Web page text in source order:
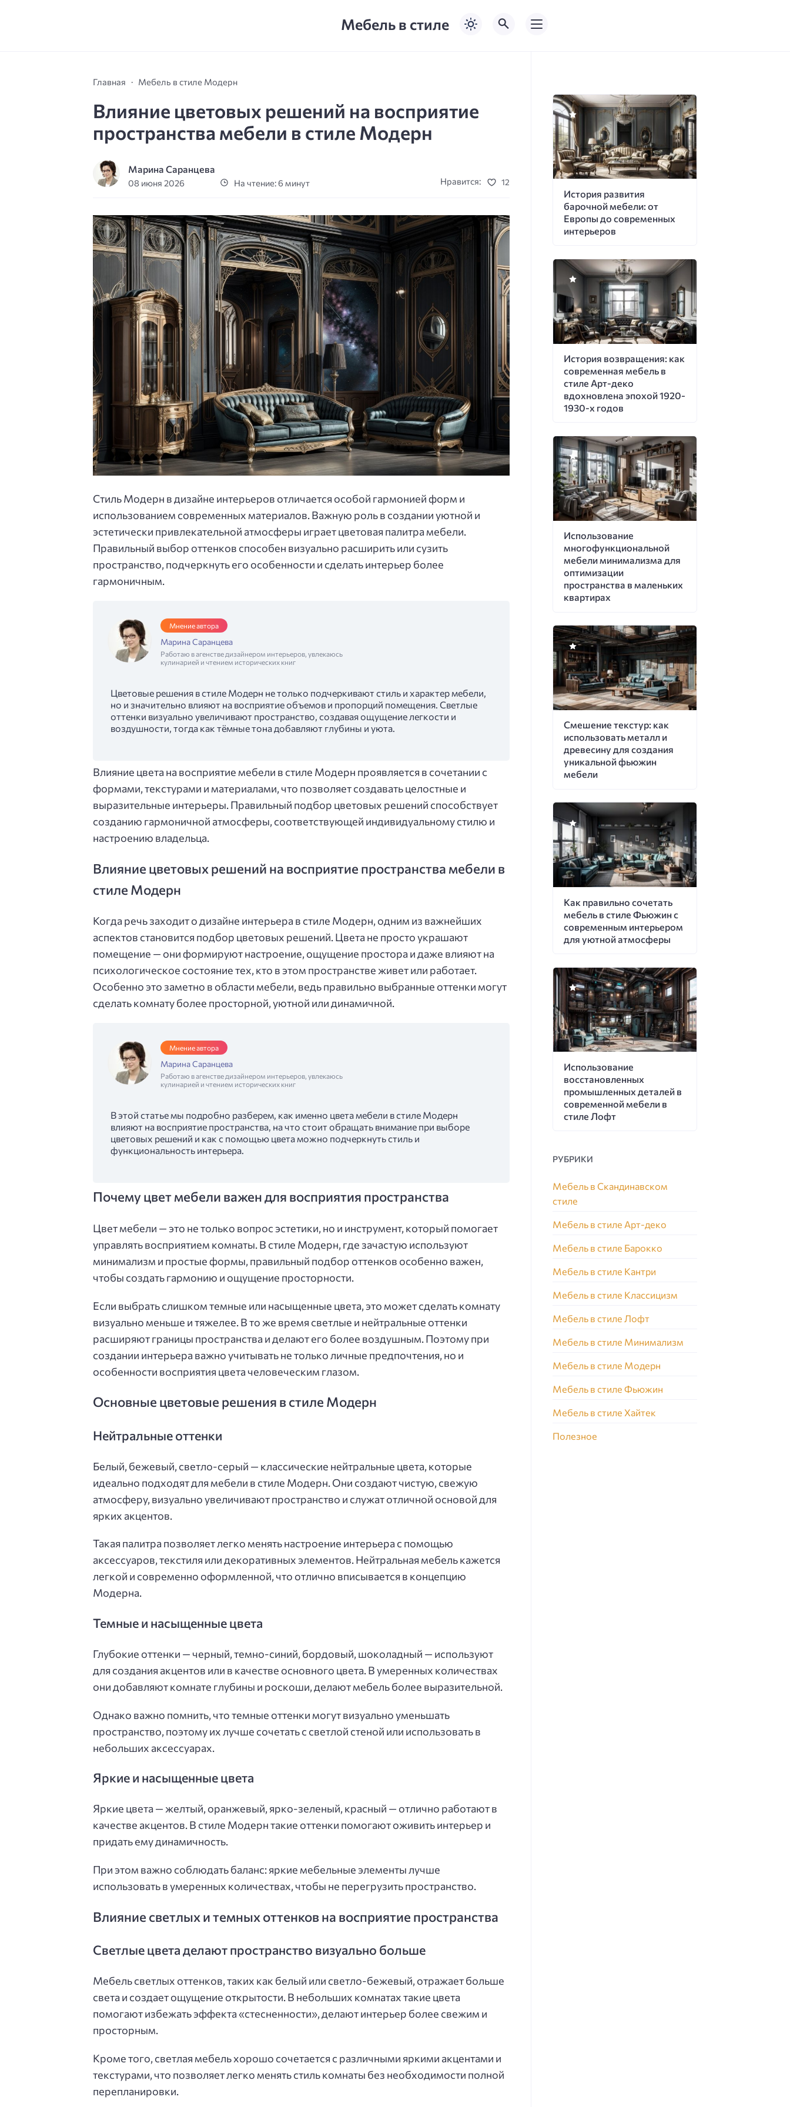
Мебель в стиле
Главная Мебель в стиле Модерн
Влияние цветовых решений на восприятие
пространства мебели в стиле Модерн
Марина Саранцева
08 июня 2026 На чтение: 6 минут Нравится: 12
Стиль Модерн в дизайне интерьеров отличается особой гармонией форм и
использованием современных материалов. Важную роль в создании уютной и
эстетически привлекательной атмосферы играет цветовая палитра мебели.
Правильный выбор оттенков способен визуально расширить или сузить
пространство, подчеркнуть его особенности и сделать интерьер более
гармоничным.
Мнение автора
Марина Саранцева
Работаю в агенстве дизайнером интерьеров, увлекаюсь
кулинарией и чтением исторических книг
Цветовые решения в стиле Модерн не только подчеркивают стиль и характер мебели,
но и значительно влияют на восприятие объемов и пропорций помещения. Светлые
оттенки визуально увеличивают пространство, создавая ощущение легкости и
воздушности, тогда как тёмные тона добавляют глубины и уюта.
Влияние цвета на восприятие мебели в стиле Модерн проявляется в сочетании с
формами, текстурами и материалами, что позволяет создавать целостные и
выразительные интерьеры. Правильный подбор цветовых решений способствует
созданию гармоничной атмосферы, соответствующей индивидуальному стилю и
настроению владельца.
Влияние цветовых решений на восприятие пространства мебели в
стиле Модерн
Когда речь заходит о дизайне интерьера в стиле Модерн, одним из важнейших
аспектов становится подбор цветовых решений. Цвета не просто украшают
помещение — они формируют настроение, ощущение простора и даже влияют на
психологическое состояние тех, кто в этом пространстве живет или работает.
Особенно это заметно в области мебели, ведь правильно выбранные оттенки могут
сделать комнату более просторной, уютной или динамичной.
Мнение автора
Марина Саранцева
Работаю в агенстве дизайнером интерьеров, увлекаюсь
кулинарией и чтением исторических книг
В этой статье мы подробно разберем, как именно цвета мебели в стиле Модерн
влияют на восприятие пространства, на что стоит обращать внимание при выборе
цветовых решений и как с помощью цвета можно подчеркнуть стиль и
функциональность интерьера.
Почему цвет мебели важен для восприятия пространства
Цвет мебели — это не только вопрос эстетики, но и инструмент, который помогает
управлять восприятием комнаты. В стиле Модерн, где зачастую используют
минимализм и простые формы, правильный подбор оттенков особенно важен,
чтобы создать гармонию и ощущение просторности.
Если выбрать слишком темные или насыщенные цвета, это может сделать комнату
визуально меньше и тяжелее. В то же время светлые и нейтральные оттенки
расширяют границы пространства и делают его более воздушным. Поэтому при
создании интерьера важно учитывать не только личные предпочтения, но и
особенности восприятия цвета человеческим глазом.
Основные цветовые решения в стиле Модерн
Нейтральные оттенки
Белый, бежевый, светло-серый — классические нейтральные цвета, которые
идеально подходят для мебели в стиле Модерн. Они создают чистую, свежую
атмосферу, визуально увеличивают пространство и служат отличной основой для
ярких акцентов.
Такая палитра позволяет легко менять настроение интерьера с помощью
аксессуаров, текстиля или декоративных элементов. Нейтральная мебель кажется
легкой и современно оформленной, что отлично вписывается в концепцию
Модерна.
Темные и насыщенные цвета
Глубокие оттенки — черный, темно-синий, бордовый, шоколадный — используют
для создания акцентов или в качестве основного цвета. В умеренных количествах
они добавляют комнате глубины и роскоши, делают мебель более выразительной.
Однако важно помнить, что темные оттенки могут визуально уменьшать
пространство, поэтому их лучше сочетать с светлой стеной или использовать в
небольших аксессуарах.
Яркие и насыщенные цвета
Яркие цвета — желтый, оранжевый, ярко-зеленый, красный — отлично работают в
качестве акцентов. В стиле Модерн такие оттенки помогают оживить интерьер и
придать ему динамичность.
При этом важно соблюдать баланс: яркие мебельные элементы лучше
использовать в умеренных количествах, чтобы не перегрузить пространство.
Влияние светлых и темных оттенков на восприятие пространства
Светлые цвета делают пространство визуально больше
Мебель светлых оттенков, таких как белый или светло-бежевый, отражает больше
света и создает ощущение открытости. В небольших комнатах такие цвета
помогают избежать эффекта «стесненности», делают интерьер более свежим и
просторным.
Кроме того, светлая мебель хорошо сочетается с различными яркими акцентами и
текстурами, что позволяет легко менять стиль комнаты без необходимости полной
перепланировки.
История развития
барочной мебели: от
Европы до современных
интерьеров
История возвращения: как
современная мебель в
стиле Арт-деко
вдохновлена эпохой 1920-
1930-х годов
Использование
многофункциональной
мебели минимализма для
оптимизации
пространства в маленьких
квартирах
Смешение текстур: как
использовать металл и
древесину для создания
уникальной фьюжин
мебели
Как правильно сочетать
мебель в стиле Фьюжин с
современным интерьером
для уютной атмосферы
Использование
восстановленных
промышленных деталей в
современной мебели в
стиле Лофт
РУБРИКИ
Мебель в Скандинавском
стиле
Мебель в стиле Арт-деко
Мебель в стиле Барокко
Мебель в стиле Кантри
Мебель в стиле Классицизм
Мебель в стиле Лофт
Мебель в стиле Минимализм
Мебель в стиле Модерн
Мебель в стиле Фьюжин
Мебель в стиле Хайтек
Полезное